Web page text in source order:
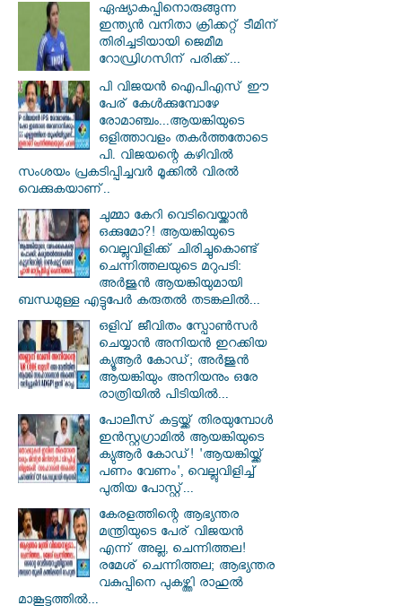
ഏഷ്യാകപ്പിനൊരുങ്ങുന്ന
ഇന്ത്യൻ വനിതാ ക്രിക്കറ്റ് ടീമിന്
തിരിച്ചടിയായി ജെമീമ
റോഡ്രിഗസിന് പരിക്ക്...
പി വിജയന്‍ ഐപിഎസ് ഈ
പേര് കേൾക്കുമ്പോഴേ
രോമാഞ്ചം...ആയങ്കിയുടെ
ഒളിത്താവളം തകര്‍ത്തതോടെ
പി. വിജയന്റെ കഴിവില്‍
സംശയം പ്രകടിപ്പിച്ചവര്‍ മൂക്കില്‍ വിരല്‍
വെക്കുകയാണ്..
ചുമ്മാ കേറി വെടിവെയ്ക്കാൻ
ഒക്കുമോ?! ആയങ്കിയുടെ
വെല്ലുവിളിക്ക് ചിരിച്ചുകൊണ്ട്
ചെന്നിത്തലയുടെ മറുപടി:
അർജുൻ ആയങ്കിയുമായി
ബന്ധമുള്ള എട്ടുപേർ കരുതൽ തടങ്കലിൽ...
ഒളിവ് ജീവിതം സ്പോൺസർ
ചെയ്യാൻ അനിയൻ ഇറക്കിയ
ക്യൂആർ കോഡ്; അർജുൻ
ആയങ്കിയും അനിയനും ഒരേ
രാത്രിയിൽ പിടിയിൽ...
പോലീസ് കട്ടയ്ക്ക് തിരയുമ്പോൾ
ഇൻസ്റ്റഗ്രാമിൽ ആയങ്കിയുടെ
ക്യുആർ കോഡ്! 'ആയങ്കിയ്ക്ക്
പണം വേണം', വെല്ലുവിളിച്ച്
പുതിയ പോസ്റ്റ്...
കേരളത്തിന്റെ ആഭ്യന്തര
മന്ത്രിയുടെ പേര് വിജയൻ
എന്ന് അല്ല, ചെന്നിത്തല!
രമേശ് ചെന്നിത്തല; ആഭ്യന്തര
വകുപ്പിനെ പുകഴ്ത്തി രാഹുൽ
മാങ്കൂട്ടത്തിൽ...